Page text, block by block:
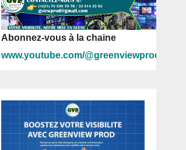
Abonnez-vous à la chaine
www.youtube.com/@greenviewprod